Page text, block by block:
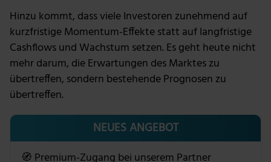
Hinzu kommt, dass viele Investoren zunehmend auf
kurzfristige Momentum-Effekte statt auf langfristige
Cashflows und Wachstum setzen. Es geht heute nicht
mehr darum, die Erwartungen des Marktes zu
übertreffen, sondern bestehende Prognosen zu
übertreffen.
NEUES ANGEBOT
🧭 Premium-Zugang bei unserem Partner